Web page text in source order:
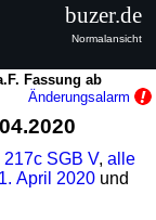
Fassung ab
Änderungsalarm
SGB V,alle
April 2020 und
buzer.de
Normalansicht